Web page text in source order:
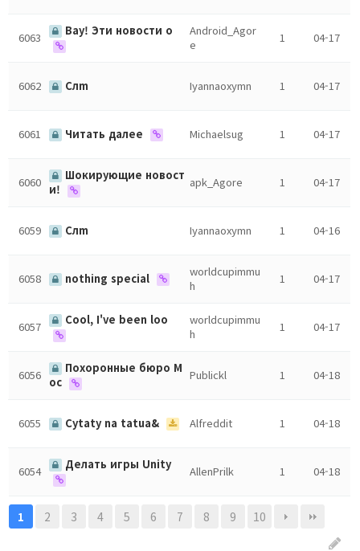
6063 Вау! Эти новости о
Android_Agor
e
1 04-17
6062 Слm Iyannaoxymn 1 04-17
6061 Читать далее Michaelsug 1 04-17
6060
Шокирующие новост
и!
apk_Agore 1 04-17
6059 Слm Iyannaoxymn 1 04-16
6058 nothing special
worldcupimmu
h
1 04-17
6057 Cool, I've been loo
worldcupimmu
h
1 04-17
6056
Похоронные бюро М
ос
Publickl 1 04-18
6055 Cytaty na tatua& Alfreddit 1 04-18
6054 Делать игры Unity AllenPrilk 1 04-18
1 2 3 4 5 6 7 8 9 10